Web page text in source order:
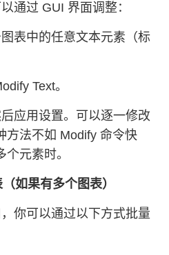
通过 GUI 界面调整：
表中的任意文本元素（标
Text。
应用设置。可以逐一修改
方法不如 Modify 命令快
元素时。
如果有多个图表）
你可以通过以下方式批量